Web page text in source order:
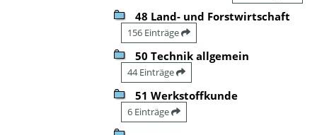
48 Land- und Forstwirtschaft
156 Einträge
50 Technik allgemein
44 Einträge
51 Werkstoffkunde
6 Einträge